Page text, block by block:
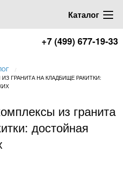
Каталог
+7 (499) 677-19-33
ГРАНИТА НА КЛАДБИЩЕ РАКИТКИ:
из гранита
достойная